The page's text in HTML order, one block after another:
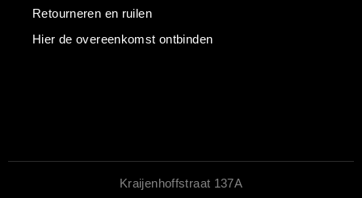
Retourneren en ruilen
Hier de overeenkomst ontbinden
Kraijenhoffstraat 137A